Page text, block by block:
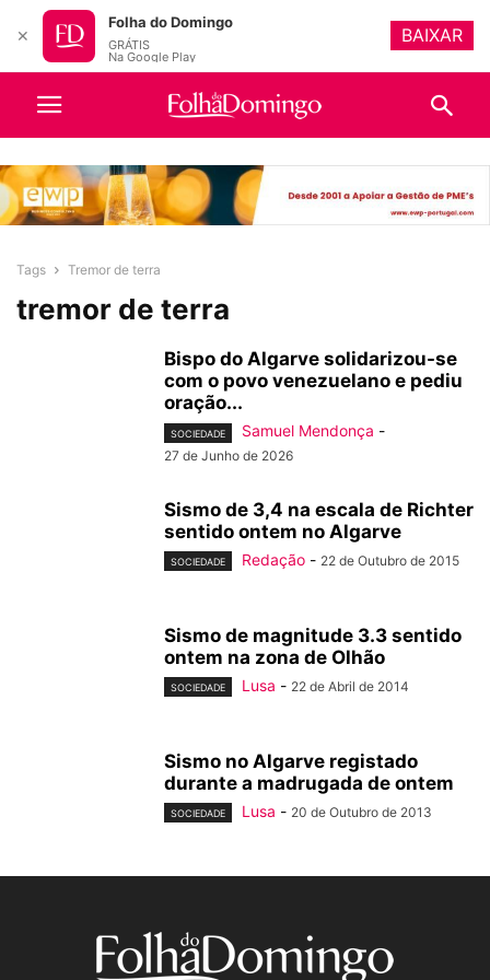
Tags Tremor de terra
tremor de terra
Bispo do Algarve solidarizou-se
com o povo venezuelano e pediu
oração...
SOCIEDADE Samuel Mendonça -
27 de Junho de 2026
Sismo de 3,4 na escala de Richter
sentido ontem no Algarve
SOCIEDADE Redação - 22 de Outubro de 2015
Sismo de magnitude 3.3 sentido
ontem na zona de Olhão
SOCIEDADE Lusa - 22 de Abril de 2014
Sismo no Algarve registado
durante a madrugada de ontem
SOCIEDADE Lusa - 20 de Outubro de 2013
✕
Folha do Domingo
GRÁTIS
Na Google Play
BAIXAR